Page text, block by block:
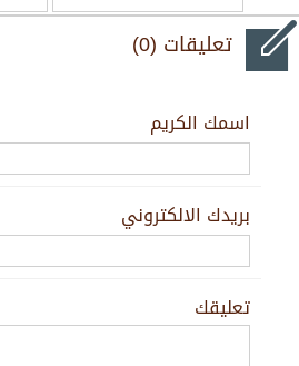
تعليقات (0)
اسمك الكريم
بريدك الالكتروني
تعليقك